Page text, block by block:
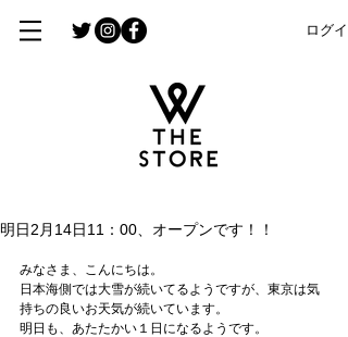
ログイ
明日2月14日11：00、オープンです！！
みなさま、こんにちは。
日本海側では大雪が続いてるようですが、東京は気
持ちの良いお天気が続いています。
明日も、あたたかい１日になるようです。